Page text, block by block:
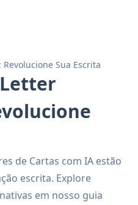
Sua Escrita
de Cartas com IA estão
escrita. Explore
em nosso guia